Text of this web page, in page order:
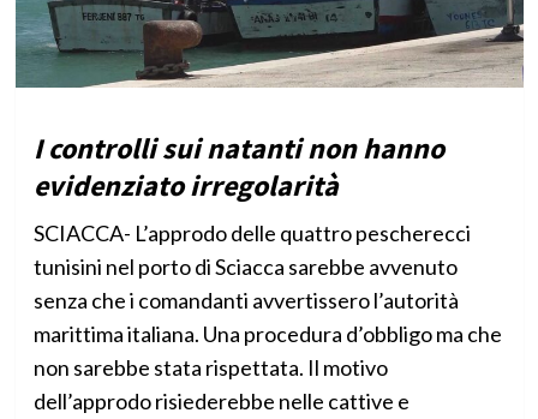
I controlli sui natanti non hanno
evidenziato irregolarità
SCIACCA- L’approdo delle quattro pescherecci
tunisini nel porto di Sciacca sarebbe avvenuto
senza che i comandanti avvertissero l’autorità
marittima italiana. Una procedura d’obbligo ma che
non sarebbe stata rispettata. Il motivo
dell’approdo risiederebbe nelle cattive e